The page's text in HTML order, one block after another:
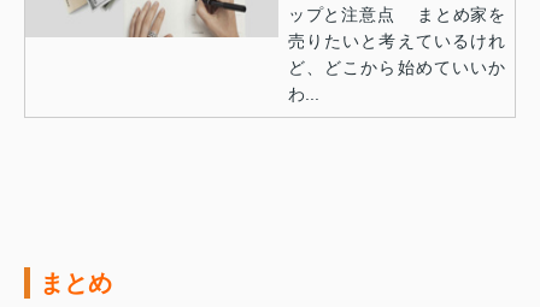
ップと注意点 まとめ家を
売りたいと考えているけれ
ど、どこから始めていいか
わ...
まとめ